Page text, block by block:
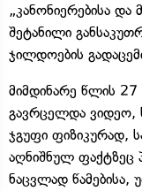
„კანონიერებისა და
შეტანილი
ჯილდოების
მიმდინარე წლის 27
გავრცელდა ვიდეო,
ჯგუფი ფიზიკურად,
აღნიშნულ
ნაცვლად